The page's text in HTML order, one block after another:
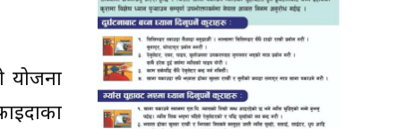
योजना